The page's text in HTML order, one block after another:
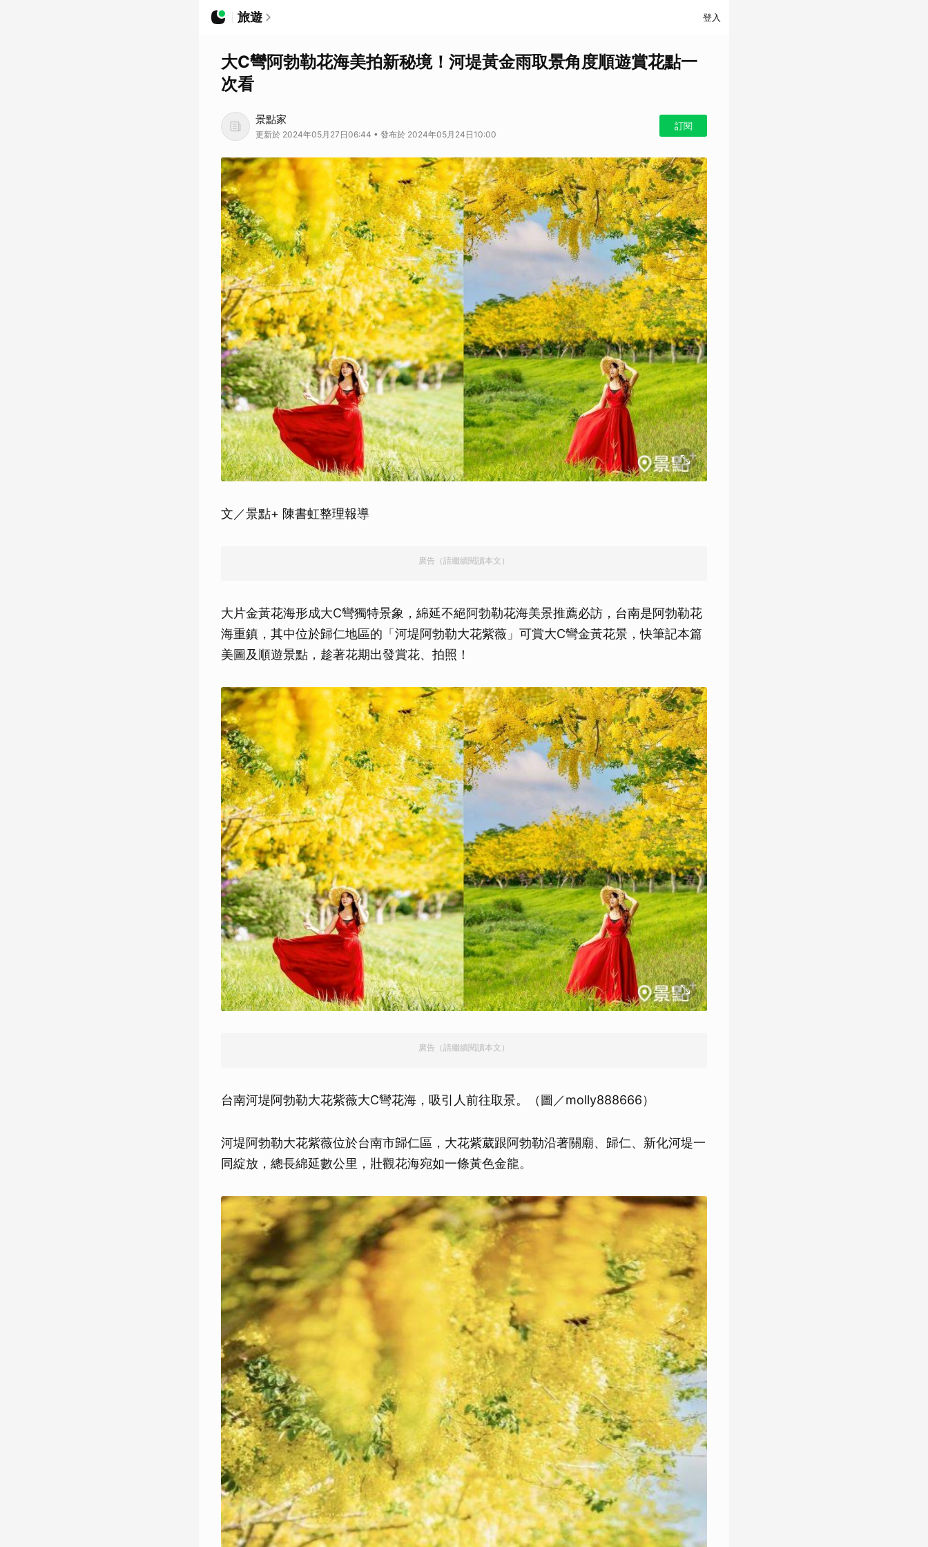
旅遊 登入
大C彎阿勃勒花海美拍新秘境！河堤黃金雨取景角度順遊賞花點一
次看
景點家
更新於 2024年05月27日06:44 • 發布於 2024年05月24日10:00
訂閱
文／景點+ 陳書虹整理報導
廣告（請繼續閱讀本文）
大片金黃花海形成大C彎獨特景象，綿延不絕阿勃勒花海美景推薦必訪，台南是阿勃勒花
海重鎮，其中位於歸仁地區的「河堤阿勃勒大花紫薇」可賞大C彎金黃花景，快筆記本篇
美圖及順遊景點，趁著花期出發賞花、拍照！
廣告（請繼續閱讀本文）
台南河堤阿勃勒大花紫薇大C彎花海，吸引人前往取景。（圖／molly888666）
河堤阿勃勒大花紫薇位於台南市歸仁區，大花紫葳跟阿勃勒沿著關廟、歸仁、新化河堤一
同綻放，總長綿延數公里，壯觀花海宛如一條黃色金龍。